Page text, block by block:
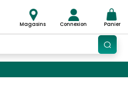
Magasins Connexion Panier